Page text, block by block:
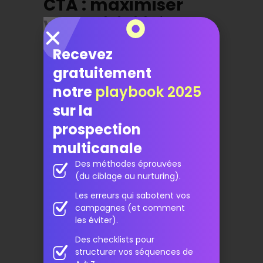
CTA : maximiser
votre visibilité
Placer l’appel à l’action dans un
endroit très visible.
Utiliser des couleurs contrastées
pour les faire ressortir le plus
possible.
à une page d’accueil
personnalisée.
Tester différents formats CTA à
l’aide de tests A/B pour voir lequel
fonctionne le mieux.
Landing pages :
exploiter votre
pouvoir de
Recevez
gratuitement
notre playbook 2025
sur la
prospection
multicanale
Des méthodes éprouvées
(du ciblage au nurturing).
Les erreurs qui sabotent vos
campagnes (et comment
les éviter).
Des checklists pour
structurer vos séquences de